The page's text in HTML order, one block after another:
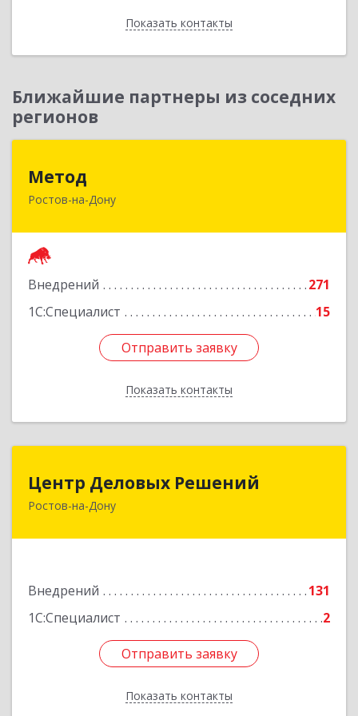
Показать контакты
Назад
Ближайшие партнеры из соседних
регионов
Метод
Ростов-на-Дону
Внедрений
271
1С:Специалист
15
Отправить заявку
Показать контакты
344029, Ростовская обл, Ростов-на-Дону г,
Отправить заявку
Назад
Центр Деловых Решений
Ростов-на-Дону
Внедрений
131
1С:Специалист
2
Отправить заявку
Показать контакты
Центр Деловых Решений
344029, Ростовская обл, Ростов-на-Дону г,
Отправить заявку
Назад